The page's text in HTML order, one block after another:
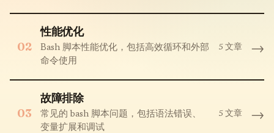
02
性能优化
Bash 脚本性能优化，包括高效循环和外部
命令使用
5 文章 →
03
故障排除
常见的 bash 脚本问题，包括语法错误、
变量扩展和调试
5 文章 →